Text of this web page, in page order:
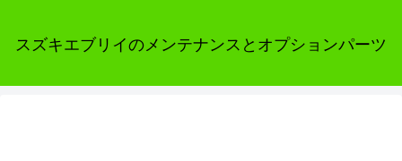
スズキエブリイのメンテナンスとオプションパーツ